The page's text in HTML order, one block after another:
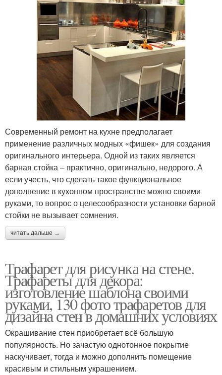
Современный ремонт на кухне предполагает
применение различных модных «фишек» для создания
оригинального интерьера. Одной из таких является
барная стойка – практично, оригинально, недорого. А
если учесть, что сделать такое функциональное
дополнение в кухонном пространстве можно своими
руками, то вопрос о целесообразности установки барной
стойки не вызывает сомнения.
читать дальше →
Трафарет для рисунка на стене.
Трафареты для декора:
изготовление шаблона своими
руками, 130 фото трафаретов для
дизайна стен в домашних условиях
Окрашивание стен приобретает всё большую
популярность. Но зачастую однотонное покрытие
наскучивает, тогда и можно дополнить помещение
красивым и стильным украшением.